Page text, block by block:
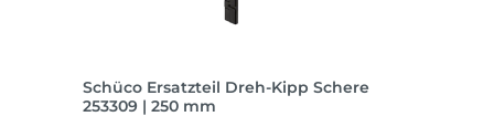
Schüco Ersatzteil Dreh-Kipp Schere
253309 | 250 mm